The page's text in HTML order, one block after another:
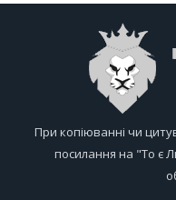
При копіюванні чи
посилання на "То є